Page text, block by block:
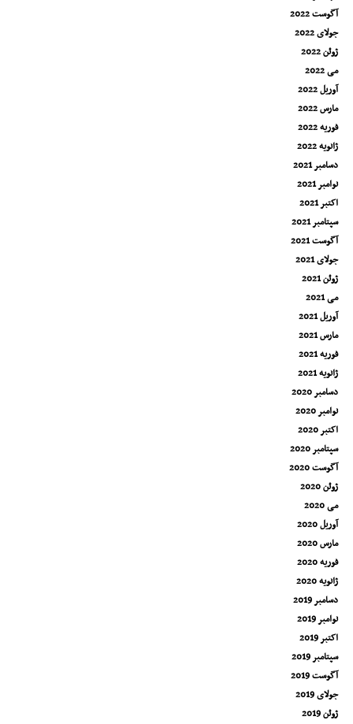
آگوست 2022
جولای 2022
ژوئن 2022
می 2022
آوریل 2022
مارس 2022
فوریه 2022
ژانویه 2022
دسامبر 2021
نوامبر 2021
اکتبر 2021
سپتامبر 2021
آگوست 2021
جولای 2021
ژوئن 2021
می 2021
آوریل 2021
مارس 2021
فوریه 2021
ژانویه 2021
دسامبر 2020
نوامبر 2020
اکتبر 2020
سپتامبر 2020
آگوست 2020
ژوئن 2020
می 2020
آوریل 2020
مارس 2020
فوریه 2020
ژانویه 2020
دسامبر 2019
نوامبر 2019
اکتبر 2019
سپتامبر 2019
آگوست 2019
جولای 2019
ژوئن 2019